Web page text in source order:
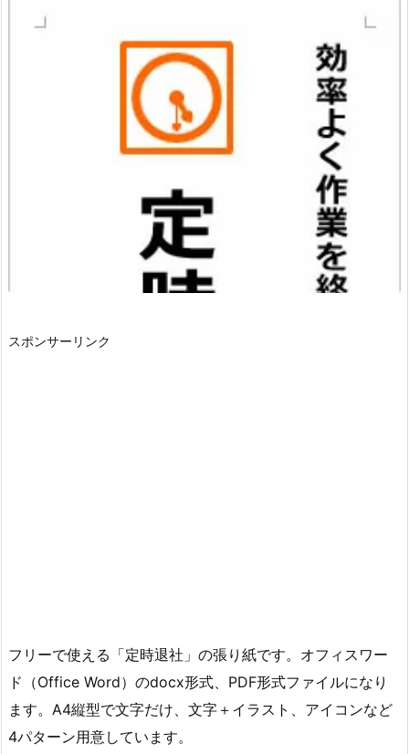
スポンサーリンク
フリーで使える「定時退社」の張り紙です。オフィスワー
ド（Office Word）のdocx形式、PDF形式ファイルになり
ます。A4縦型で文字だけ、文字＋イラスト、アイコンなど
4パターン用意しています。